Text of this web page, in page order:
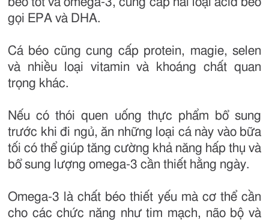
gọi EPA và DHA.
Cá béo cũng cung cấp protein, magie, selen
và nhiều loại vitamin và khoáng chất quan
trọng khác.
Nếu có thói quen uống thực phẩm bổ sung
trước khi đi ngủ, ăn những loại cá này vào bữa
tối có thể giúp tăng cường khả năng hấp thụ và
bổ sung lượng omega-3 cần thiết hằng ngày.
Omega-3 là chất béo thiết yếu mà cơ thể cần
cho các chức năng như tim mạch, não bộ và